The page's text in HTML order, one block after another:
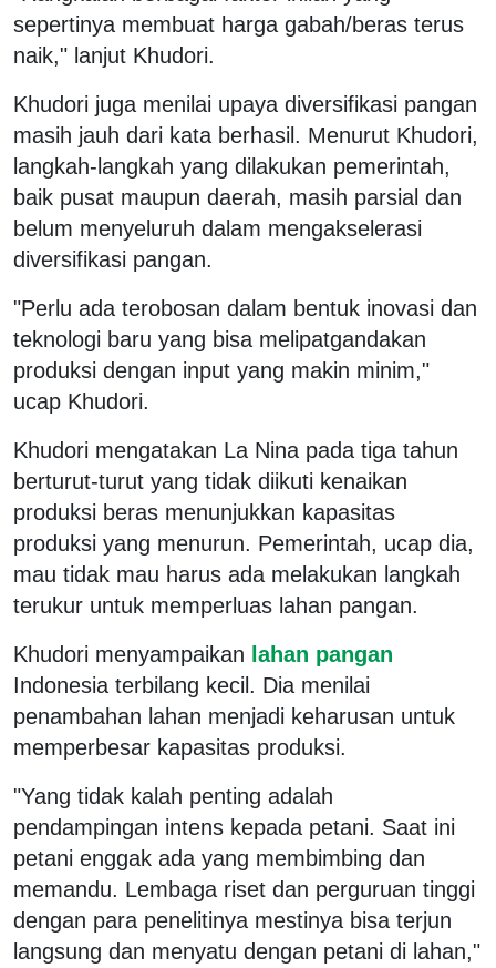
sepertinya membuat harga gabah/beras terus
naik," lanjut Khudori.
Khudori juga menilai upaya diversifikasi pangan
masih jauh dari kata berhasil. Menurut Khudori,
langkah-langkah yang dilakukan pemerintah,
baik pusat maupun daerah, masih parsial dan
belum menyeluruh dalam mengakselerasi
diversifikasi pangan.
"Perlu ada terobosan dalam bentuk inovasi dan
teknologi baru yang bisa melipatgandakan
produksi dengan input yang makin minim,"
ucap Khudori.
Khudori mengatakan La Nina pada tiga tahun
berturut-turut yang tidak diikuti kenaikan
produksi beras menunjukkan kapasitas
produksi yang menurun. Pemerintah, ucap dia,
mau tidak mau harus ada melakukan langkah
terukur untuk memperluas lahan pangan.
Khudori menyampaikan lahan pangan
Indonesia terbilang kecil. Dia menilai
penambahan lahan menjadi keharusan untuk
memperbesar kapasitas produksi.
"Yang tidak kalah penting adalah
pendampingan intens kepada petani. Saat ini
petani enggak ada yang membimbing dan
memandu. Lembaga riset dan perguruan tinggi
dengan para penelitinya mestinya bisa terjun
langsung dan menyatu dengan petani di lahan,"